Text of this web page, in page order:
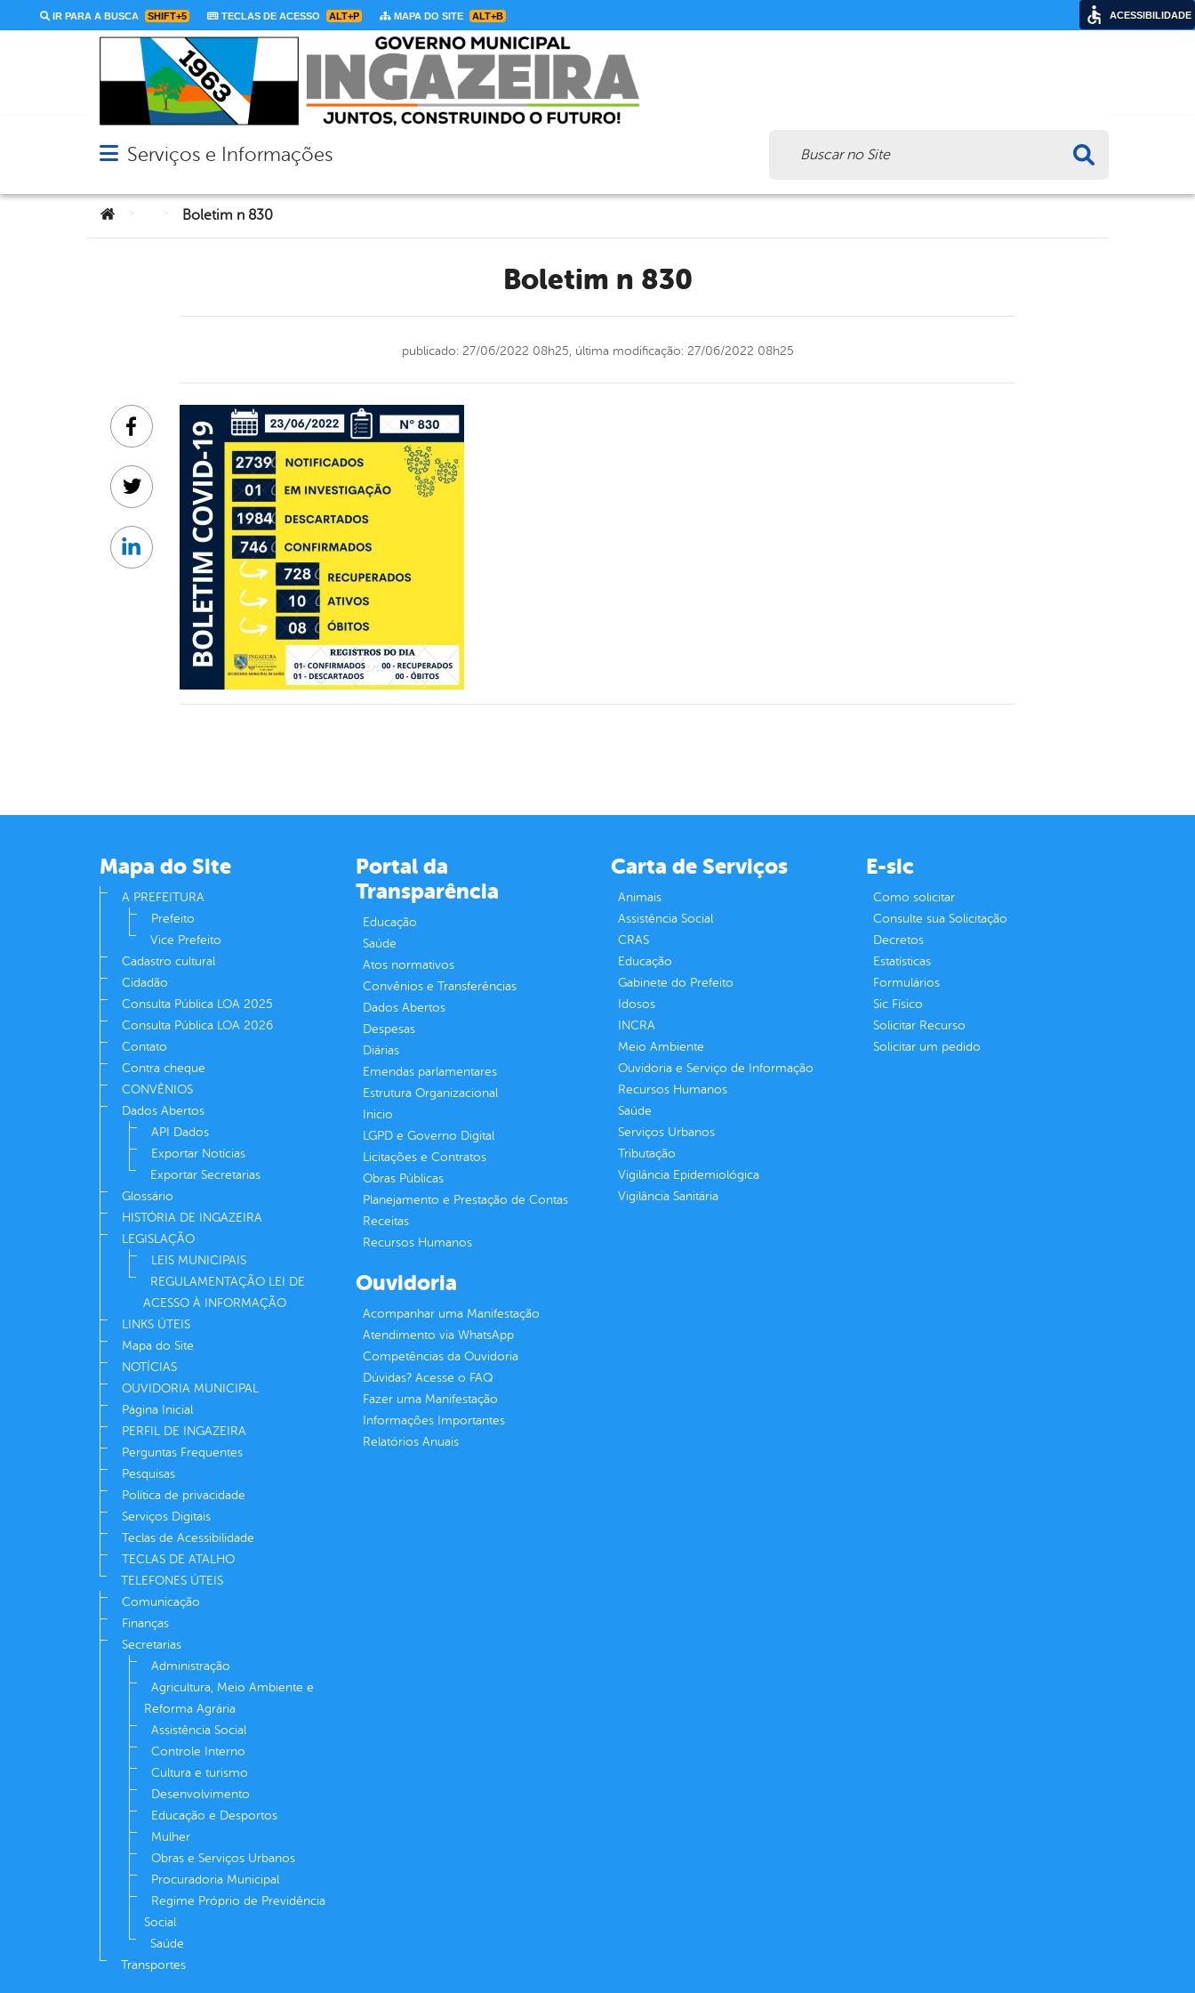
IR PARA A BUSCA SHIFT+5 TECLAS DE ACESSO ALT+P MAPA DO SITE ALT+B
Abrir menu principal de navegação
Serviços e Informações
Você está aqui:Boletim n 830
Boletim n 830
publicado: 27/06/2022 08h25, última modificação: 27/06/2022 08h25
Facebook
Twitter
Linkedin
Mapa do Site
A PREFEITURA
Prefeito
Vice Prefeito
Cadastro cultural
Cidadão
Consulta Pública LOA 2025
Consulta Pública LOA 2026
Contato
Contra cheque
CONVÊNIOS
Dados Abertos
API Dados
Exportar Notícias
Exportar Secretarias
Glossário
HISTÓRIA DE INGAZEIRA
LEGISLAÇÃO
LEIS MUNICIPAIS
REGULAMENTAÇÃO LEI DE
ACESSO À INFORMAÇÃO
LINKS ÚTEIS
Mapa do Site
NOTÍCIAS
OUVIDORIA MUNICIPAL
Página Inicial
PERFIL DE INGAZEIRA
Perguntas Frequentes
Pesquisas
Política de privacidade
Serviços Digitais
Teclas de Acessibilidade
TECLAS DE ATALHO
TELEFONES ÚTEIS
Comunicação
Finanças
Secretarias
Administração
Agricultura, Meio Ambiente e
Reforma Agrária
Assistência Social
Controle Interno
Cultura e turismo
Desenvolvimento
Educação e Desportos
Mulher
Obras e Serviços Urbanos
Procuradoria Municipal
Regime Próprio de Previdência
Social
Saúde
Transportes
Portal da
Transparência
Educação
Saúde
Atos normativos
Convênios e Transferências
Dados Abertos
Despesas
Diárias
Emendas parlamentares
Estrutura Organizacional
Inicio
LGPD e Governo Digital
Licitações e Contratos
Obras Públicas
Planejamento e Prestação de Contas
Receitas
Recursos Humanos
Carta de Serviços
Animais
Assistência Social
CRAS
Educação
Gabinete do Prefeito
Idosos
INCRA
Meio Ambiente
Ouvidoria e Serviço de Informação
Recursos Humanos
Saúde
Serviços Urbanos
Tributação
Vigilância Epidemiológica
Vigilância Sanitária
E-sic
Como solicitar
Consulte sua Solicitação
Decretos
Estatísticas
Formulários
Sic Físico
Solicitar Recurso
Solicitar um pedido
Ouvidoria
Acompanhar uma Manifestação
Atendimento via WhatsApp
Competências da Ouvidoria
Dúvidas? Acesse o FAQ
Fazer uma Manifestação
Informações Importantes
Relatórios Anuais
ACESSIBILIDADE